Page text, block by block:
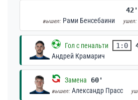
42'
вышел: Рами Бенсебаини ушел:
Гол с пенальти 1:0
Андрей Крамарич
Замена 60'
вышел: Александр Прасс